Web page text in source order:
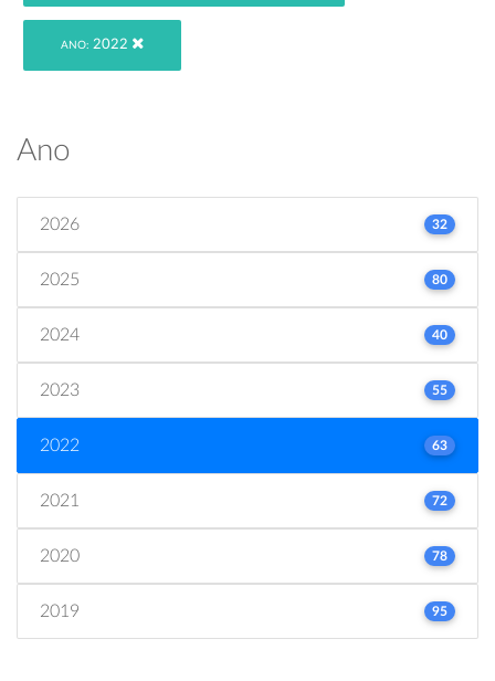
ANO: 2022
Ano
2026 32
2025 80
2024 40
2023 55
2022 63
2021 72
2020 78
2019 95